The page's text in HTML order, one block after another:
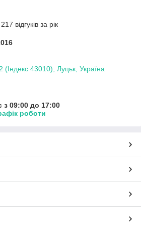
відгуків за рік
(Індекс 43010), Луцьк, Україна
з 09:00 до 17:00
роботи